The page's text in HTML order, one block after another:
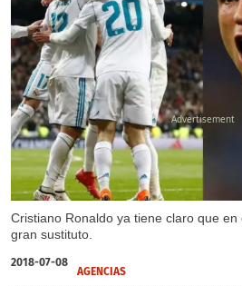
Cristiano Ronaldo ya tiene claro que
gran sustituto.
2018-07-08
AGENCIAS